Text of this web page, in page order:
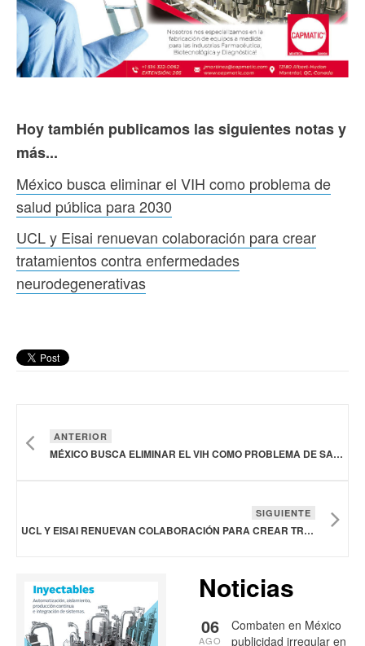
Hoy también publicamos las siguientes notas y
más...
México busca eliminar el VIH como problema de
salud pública para 2030
UCL y Eisai renuevan colaboración para crear
tratamientos contra enfermedades
neurodegenerativas
ANTERIOR
MÉXICO BUSCA ELIMINAR EL VIH COMO PROBLEMA DE SALUD PÚBLICA PARA 2030
SIGUIENTE
UCL Y EISAI RENUEVAN COLABORACIÓN PARA CREAR TRATAMIENTOS CONTRA ENFERMEDADES NEURODEGENERATIVAS
Noticias
Combaten en México
publicidad irregular en
06
AGO